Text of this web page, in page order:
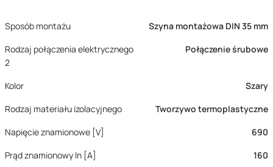
Sposób montażu
Szyna montażowa DIN 35 mm
Rodzaj połączenia elektrycznego
2
Połączenie śrubowe
Kolor
Szary
Rodzaj materiału izolacyjnego
Tworzywo termoplastyczne
Napięcie znamionowe [V]
690
Prąd znamionowy In [A]
160